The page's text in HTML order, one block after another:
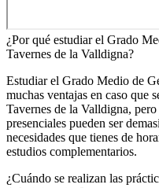
¿Por qué estudiar el Grado
Tavernes de la Valldigna?
Estudiar el Grado Medio de
muchas ventajas en caso que
Tavernes de la Valldigna,
presenciales pueden ser
necesidades que tienes de
estudios complementarios.
¿Cuándo se realizan las